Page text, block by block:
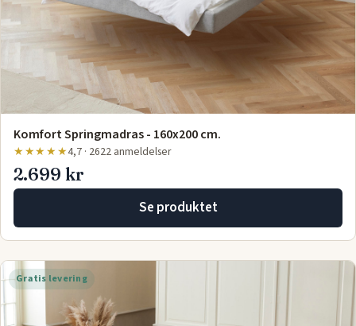
Komfort Springmadras - 160x200 cm.
★★★★★4,7 · 2622 anmeldelser
2.699 kr
Se produktet
Gratis levering